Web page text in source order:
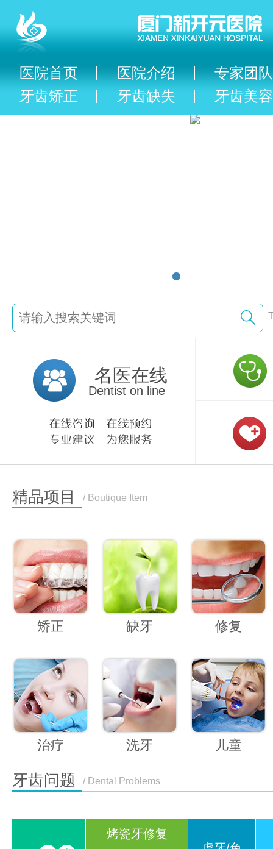
医院首页 医院介绍
专家团队
牙齿矫正
牙齿缺失 牙齿美容
名医在线
Dentist on line
精品项目 / Boutique Item
矫正 缺牙 修复
治疗 洗牙 儿童
牙齿问题 / Dental Problems
烤瓷牙修复